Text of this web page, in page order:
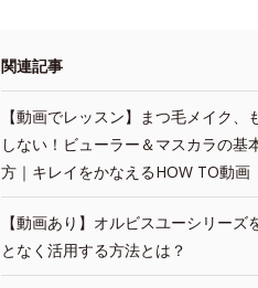
関連記事
【動画でレッスン】まつ毛メイク、
しない！ビューラー＆マスカラの基
方｜キレイをかなえるHOW TO動画
【動画あり】オルビスユーシリーズ
となく活用する方法とは？